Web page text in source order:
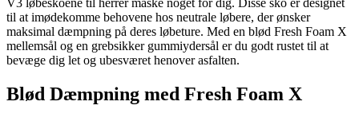
til at imødekomme behovene hos neutrale løbere, der ønsker
maksimal dæmpning på deres løbeture. Med en blød Fresh Foam X
mellemsål og en grebsikker gummiydersål er du godt rustet til at
bevæge dig let og ubesværet henover asfalten.
Blød Dæmpning med Fresh Foam X